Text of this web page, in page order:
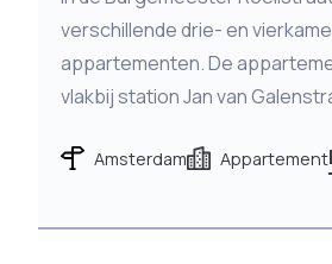
verschillende drie- en
appartementen. De
vlakbij station Jan van
Amsterdam Appartement